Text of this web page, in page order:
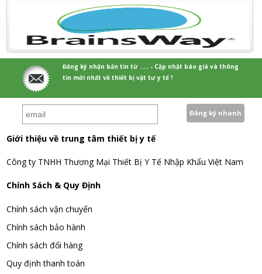
Đăng ký nhận bản tin từ ..... - Cập nhật báo giá và thông
tin mới nhất về thiết bị vật tư y tế !
Giới thiệu về trung tâm thiết bị y tế
Công ty TNHH Thương Mại Thiết Bị Y Tế Nhập Khẩu Việt Nam
Chính Sách & Quy Định
Chính sách vận chuyển
Chính sách bảo hành
Chính sách đổi hàng
Quy định thanh toán